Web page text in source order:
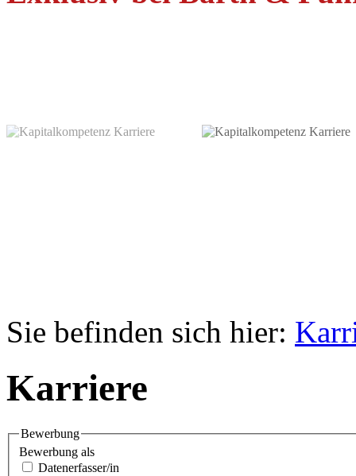
Sie befinden sich hier:
Karriere
Bewerbung
Bewerbung als
Datenerfasser/in